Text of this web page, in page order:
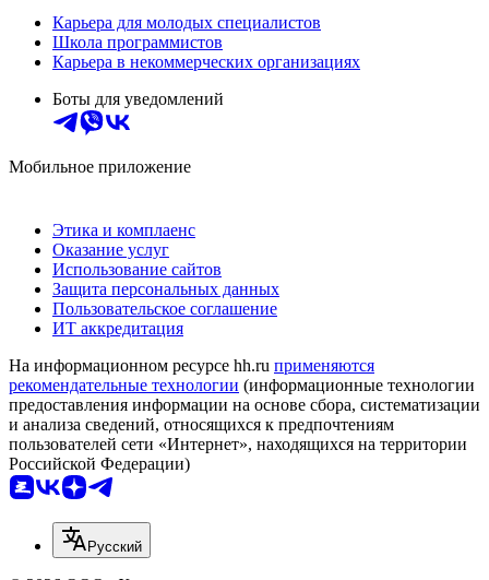
Карьера для молодых специалистов
Школа программистов
Карьера в некоммерческих организациях
Боты для уведомлений
Мобильное приложение
Этика и комплаенс
Оказание услуг
Использование сайтов
Защита персональных данных
Пользовательское соглашение
ИТ аккредитация
На информационном ресурсе hh.ru применяются
рекомендательные технологии (информационные технологии
предоставления информации на основе сбора, систематизации
и анализа сведений, относящихся к предпочтениям
пользователей сети «Интернет», находящихся на территории
Российской Федерации)
Русский